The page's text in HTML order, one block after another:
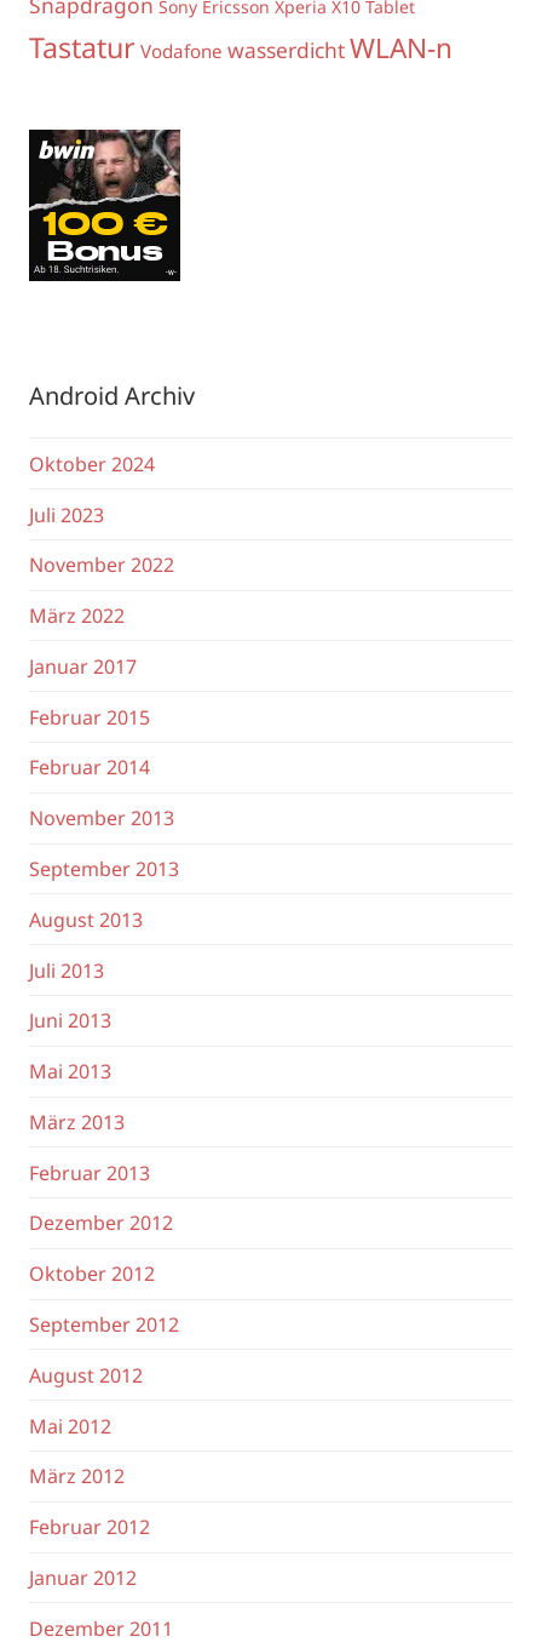
Sony Ericsson Xperia X10 Tablet
Tastatur Vodafone wasserdichtWLAN-n
Android Archiv
Oktober 2024
Juli 2023
November 2022
März 2022
Januar 2017
Februar 2015
Februar 2014
November 2013
September 2013
August 2013
Juli 2013
Juni 2013
Mai 2013
März 2013
Februar 2013
Dezember 2012
Oktober 2012
September 2012
August 2012
Mai 2012
März 2012
Februar 2012
Januar 2012
Dezember 2011